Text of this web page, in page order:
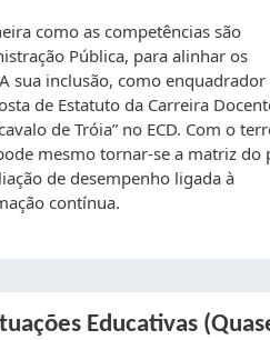
como as competências são
Pública, para alinhar os
sua inclusão, como enquadrador
de Estatuto da Carreira
de Tróia” no ECD. Com o
mesmo tornar-se a matriz do
de desempenho ligada à
contínua.
Educativas